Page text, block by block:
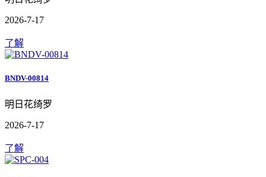
2026-7-17
了解
BNDV-00814
明日花绮罗
2026-7-17
了解